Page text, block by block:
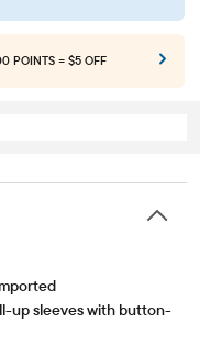
POINTS = $5 OFF
up sleeves with button-